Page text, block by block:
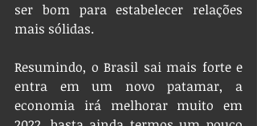
ser bom para estabelecer relações
mais sólidas.
Resumindo, o Brasil sai mais forte e
entra em um novo patamar, a
economia irá melhorar muito em